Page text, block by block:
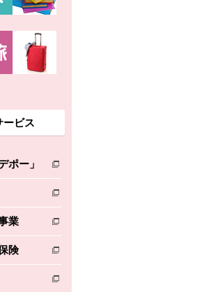
ービス
ポー」
ます。
ます。
業
ます。
険
ます。
ます。